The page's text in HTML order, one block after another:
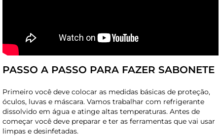
PASSO A PASSO PARA FAZER SABONETE
Primeiro você deve colocar as medidas básicas de proteção,
óculos, luvas e máscara. Vamos trabalhar com refrigerante
dissolvido em água e atinge altas temperaturas. Antes de
começar você deve preparar e ter as ferramentas que vai usar
limpas e desinfetadas.